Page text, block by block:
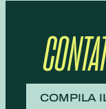
COMPILA